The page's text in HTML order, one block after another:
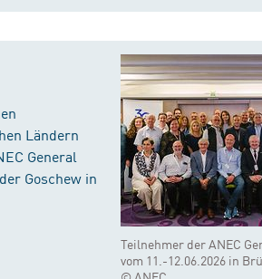
Teilnehmer der ANEC
vom 11.-12.06.2026 in
Ländern
General
Goschew in